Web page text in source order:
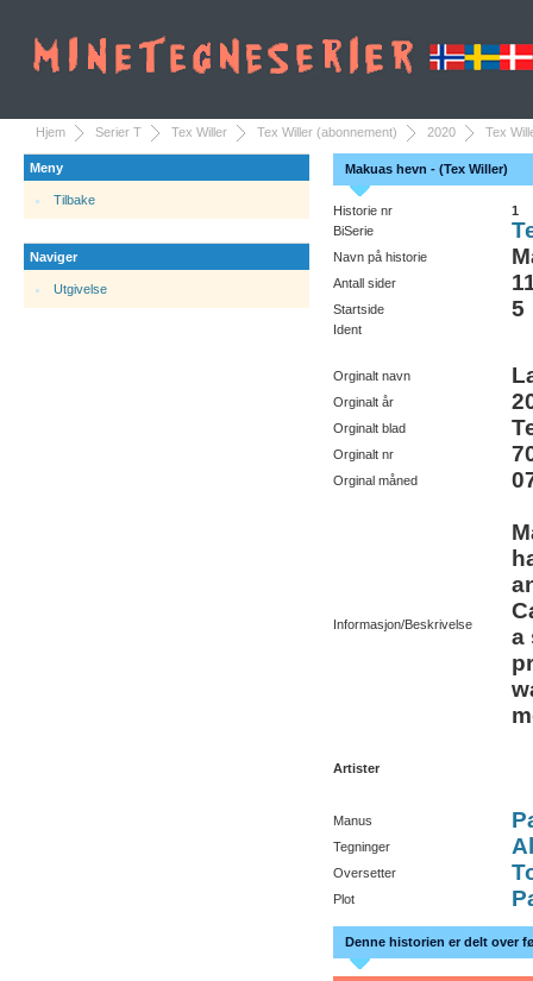
Hjem Serier T Tex Willer Tex Willer (abonnement) 2020 Tex
Meny
Tilbake
Naviger
Utgivelse
Makuas hevn - (Tex Willer)
Historie nr
1
BiSerie
Navn på historie
Antall sider
Startside 5
Ident
Orginalt navn
Orginalt år
Orginalt blad
Orginalt nr
Orginal måned
Informasjon/Beskrivelse
a
Artister
Manus
Tegninger
Oversetter
Plot
Denne historien er delt over